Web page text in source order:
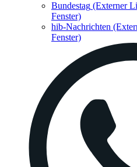
Bundestag (Externer
Fenster)
hib-Nachrichten
Fenster)